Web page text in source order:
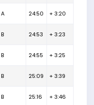
A 24:50 + 3:20
B 24:53 + 3:23
B 24:55 + 3:25
B 25:09 + 3:39
B 25:16 + 3:46